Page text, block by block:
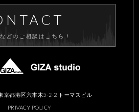
京都港区六本木5-2-2 トーマスビル
PRIVACY POLICY
どのご相談はこちら！